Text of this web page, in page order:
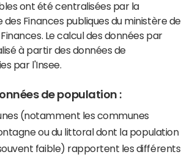
ont été centralisées par la
Finances publiques du ministère de
Le calcul des données par
à partir des données de
par l'Insee.
de population :
(notamment les communes
ou du littoral dont la population
faible) rapportent les différents